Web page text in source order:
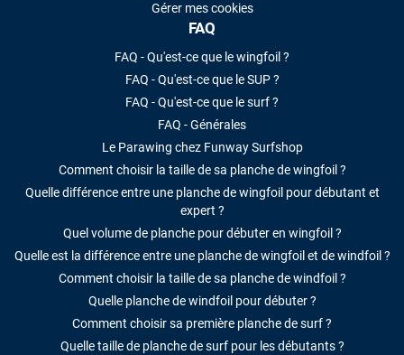
Gérer mes cookies
FAQ
FAQ - Qu'est-ce que le wingfoil ?
FAQ - Qu'est-ce que le SUP ?
FAQ - Qu'est-ce que le surf ?
FAQ - Générales
Le Parawing chez Funway Surfshop
Comment choisir la taille de sa planche de wingfoil ?
Quelle différence entre une planche de wingfoil pour débutant et
expert ?
Quel volume de planche pour débuter en wingfoil ?
Quelle est la différence entre une planche de wingfoil et de windfoil ?
Comment choisir la taille de sa planche de windfoil ?
Quelle planche de windfoil pour débuter ?
Comment choisir sa première planche de surf ?
Quelle taille de planche de surf pour les débutants ?